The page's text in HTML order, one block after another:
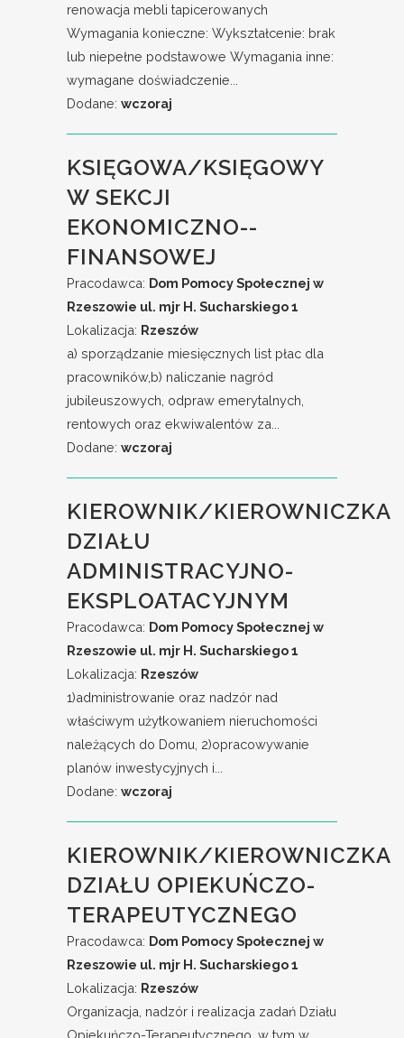
renowacja mebli tapicerowanych
Wymagania konieczne: Wykształcenie: brak
lub niepełne podstawowe Wymagania inne:
wymagane doświadczenie...
Dodane: wczoraj
KSIĘGOWA/KSIĘGOWY
W SEKCJI
EKONOMICZNO--
FINANSOWEJ
Pracodawca: Dom Pomocy Społecznej w
Rzeszowie ul. mjr H. Sucharskiego 1
Lokalizacja: Rzeszów
a) sporządzanie miesięcznych list płac dla
pracowników,b) naliczanie nagród
jubileuszowych, odpraw emerytalnych,
rentowych oraz ekwiwalentów za...
Dodane: wczoraj
KIEROWNIK/KIEROWNICZKA
DZIAŁU
ADMINISTRACYJNO-
EKSPLOATACYJNYM
Pracodawca: Dom Pomocy Społecznej w
Rzeszowie ul. mjr H. Sucharskiego 1
Lokalizacja: Rzeszów
1)administrowanie oraz nadzór nad
właściwym użytkowaniem nieruchomości
należących do Domu, 2)opracowywanie
planów inwestycyjnych i...
Dodane: wczoraj
KIEROWNIK/KIEROWNICZKA
DZIAŁU OPIEKUŃCZO-
TERAPEUTYCZNEGO
Pracodawca: Dom Pomocy Społecznej w
Rzeszowie ul. mjr H. Sucharskiego 1
Lokalizacja: Rzeszów
Organizacja, nadzór i realizacja zadań Działu
Opiekuńczo-Terapeutycznego, w tym w